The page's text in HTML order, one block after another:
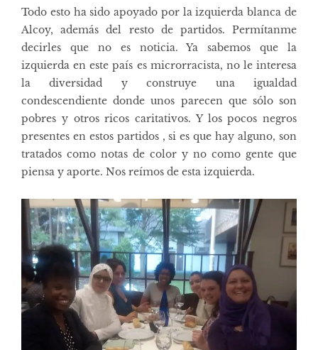
Todo esto ha sido apoyado por la izquierda blanca de
Alcoy, además del resto de partidos. Permítanme
decirles que no es noticia. Ya sabemos que la
izquierda en este país es microrracista, no le interesa
la diversidad y construye una igualdad
condescendiente donde unos parecen que sólo son
pobres y otros ricos caritativos. Y los pocos negros
presentes en estos partidos , si es que hay alguno, son
tratados como notas de color y no como gente que
piensa y aporte. Nos reímos de esta izquierda.